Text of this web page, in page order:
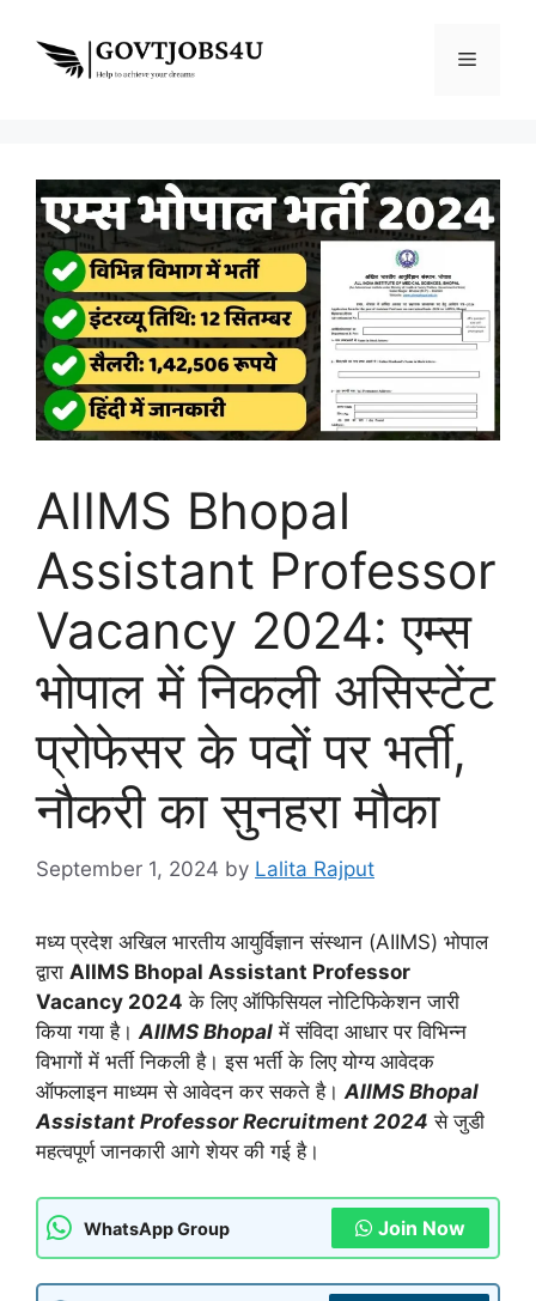
content
Menu
AIIMS Bhopal
Assistant Professor
Vacancy 2024: एम्स
भोपाल में निकली असिस्टेंट
प्रोफेसर के पदों पर भर्ती,
नौकरी का सुनहरा मौका
September 1, 2024 by Lalita Rajput
मध्य प्रदेश अखिल भारतीय आयुर्विज्ञान संस्थान (AIIMS) भोपाल
द्वारा AIIMS Bhopal Assistant Professor
Vacancy 2024 के लिए ऑफिसियल नोटिफिकेशन जारी
किया गया है। AIIMS Bhopal में संविदा आधार पर विभिन्न
विभागों में भर्ती निकली है। इस भर्ती के लिए योग्य आवेदक
ऑफलाइन माध्यम से आवेदन कर सकते है। AIIMS Bhopal
Assistant Professor Recruitment 2024 से जुडी
महत्वपूर्ण जानकारी आगे शेयर की गई है।
WhatsApp Group Join Now